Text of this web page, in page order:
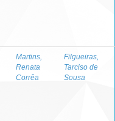
Martins,
Renata
Corrêa
Filgueiras,
Tarciso de
Sousa